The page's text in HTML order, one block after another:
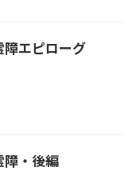
エピローグ
・後編